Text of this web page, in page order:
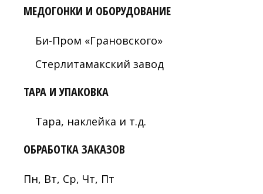
МЕДОГОНКИ И ОБОРУДОВАНИЕ
Би-Пром «Грановского»
Стерлитамакский завод
ТАРА И УПАКОВКА
Тара, наклейка и т.д.
ОБРАБОТКА ЗАКАЗОВ
Пн, Вт, Ср, Чт, Пт